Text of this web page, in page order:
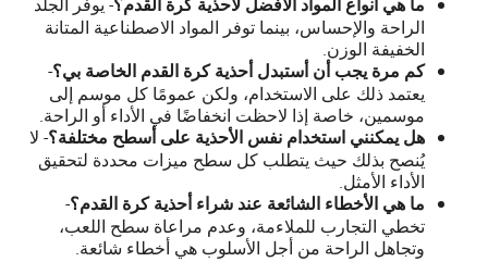
ما هي أنواع المواد الأفضل لأحذية كرة القدم؟
الراحة والإحساس، بينما توفر المواد الاصطناعية المتانة
الخفيفة الوزن.
كم مرة يجب أن أستبدل أحذية كرة القدم الخاصة بي؟-
يعتمد ذلك على الاستخدام، ولكن عمومًا كل موسم إلى
موسمين، خاصة إذا لاحظت انخفاضًا في الأداء أو الراحة.
هل يمكنني استخدام نفس الأحذية على أسطح مختلفة؟- لا
يُنصح بذلك حيث يتطلب كل سطح ميزات محددة لتحقيق
الأداء الأمثل.
ما هي الأخطاء الشائعة عند شراء أحذية كرة القدم؟-
تخطي التجارب للملاءمة، وعدم مراعاة سطح اللعب،
وتجاهل الراحة من أجل الأسلوب هي أخطاء شائعة.